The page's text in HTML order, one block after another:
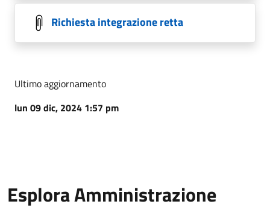
Richiesta integrazione retta
Ultimo aggiornamento
lun 09 dic, 2024 1:57 pm
Esplora Amministrazione